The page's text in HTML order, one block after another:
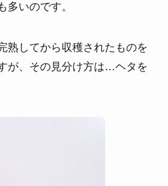
多いのです。
熟してから収穫されたものを
が、その見分け方は…ヘタを